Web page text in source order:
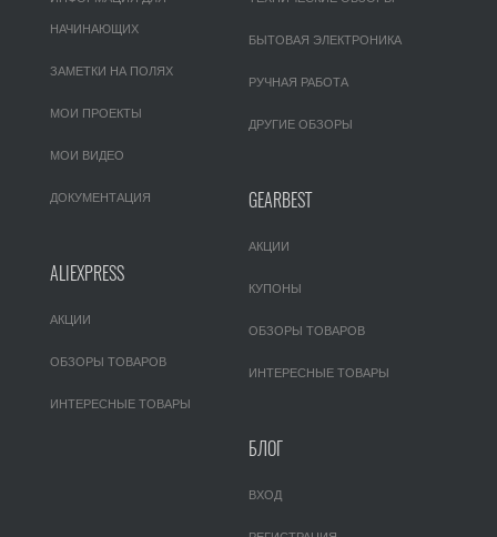
НАЧИНАЮЩИХ
ЗАМЕТКИ НА ПОЛЯХ
МОИ ПРОЕКТЫ
МОИ ВИДЕО
ДОКУМЕНТАЦИЯ
БЫТОВАЯ ЭЛЕКТРОНИКА
РУЧНАЯ РАБОТА
ДРУГИЕ ОБЗОРЫ
GEARBEST
АКЦИИ
КУПОНЫ
ОБЗОРЫ ТОВАРОВ
ИНТЕРЕСНЫЕ ТОВАРЫ
ALIEXPRESS
АКЦИИ
ОБЗОРЫ ТОВАРОВ
ИНТЕРЕСНЫЕ ТОВАРЫ
БЛОГ
ВХОД